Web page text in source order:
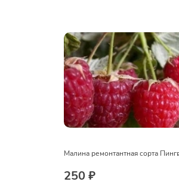
Малина ремонтантная сорта
250 ₽